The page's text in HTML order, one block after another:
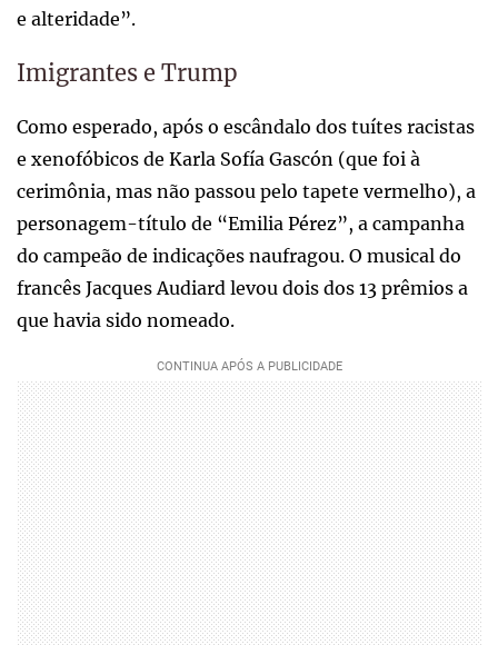
e alteridade”.
Imigrantes e Trump
Como esperado, após o escândalo dos tuítes racistas
e xenofóbicos de Karla Sofía Gascón (que foi à
cerimônia, mas não passou pelo tapete vermelho), a
personagem-título de “Emilia Pérez”, a campanha
do campeão de indicações naufragou. O musical do
francês Jacques Audiard levou dois dos 13 prêmios a
que havia sido nomeado.